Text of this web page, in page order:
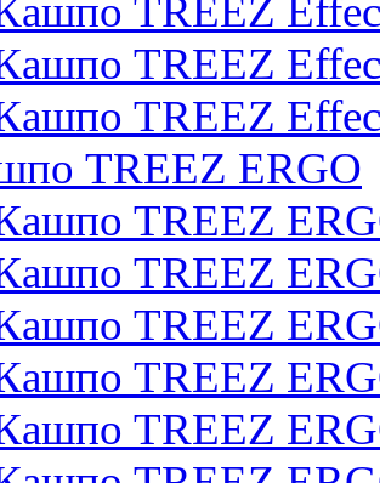
TREEZ
TREEZ
TREEZ
TREEZ ERGO
TREEZ
TREEZ
TREEZ
TREEZ
TREEZ